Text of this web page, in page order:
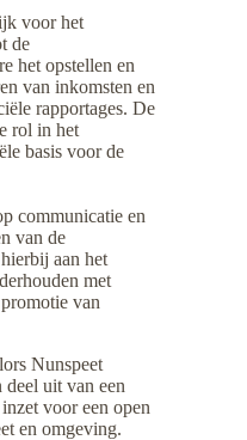
voor het
de
het opstellen en
van inkomsten en
rapportages. De
rol in het
basis voor de
communicatie en
van de
aan het
met
van
Nunspeet
uit van een
voor een open
en omgeving.